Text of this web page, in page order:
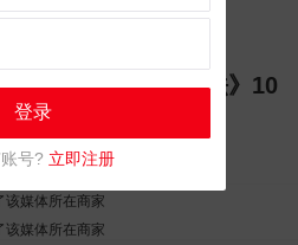
FM89.8-《明白说法》10
该媒体所在商家
该媒体所在商家
登录
号? 立即注册